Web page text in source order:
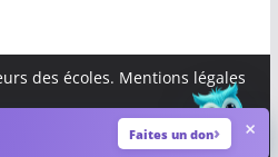
des écoles. Mentions légales
Faites un don ×